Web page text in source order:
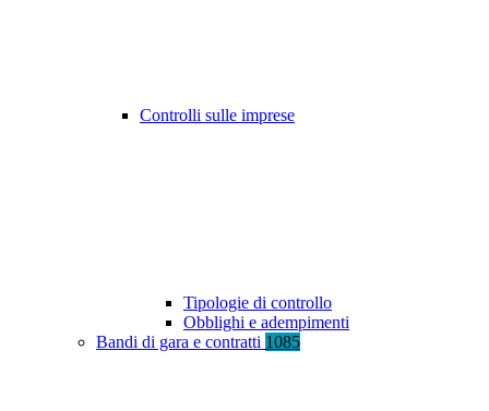
Controlli sulle imprese
Tipologie di controllo
Obblighi e adempimenti
Bandi di gara e contratti 1085